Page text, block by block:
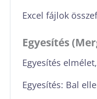
Excel fájlok
Egyesítés
Egyesítés
Egyesítés: Bal